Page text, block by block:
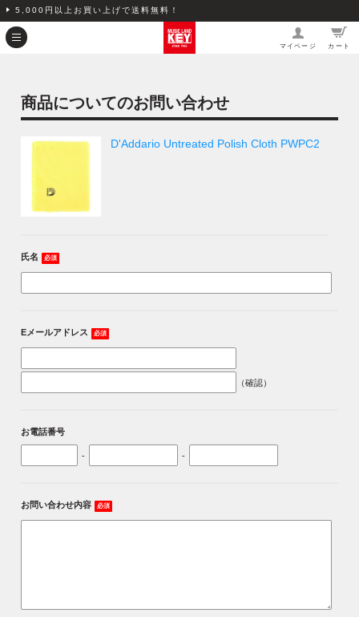
5,000円以上お買い上げで送料無料！
マイページ カート
商品についてのお問い合わせ
D'Addario Untreated Polish Cloth PWPC2
氏名 必須
Eメールアドレス 必須
（確認）
お電話番号
- -
お問い合わせ内容 必須